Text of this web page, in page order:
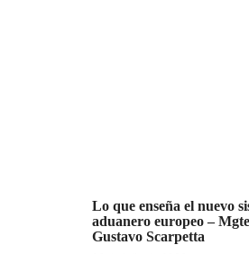
Lo que enseña el nuevo
aduanero europeo –
Gustavo Scarpetta